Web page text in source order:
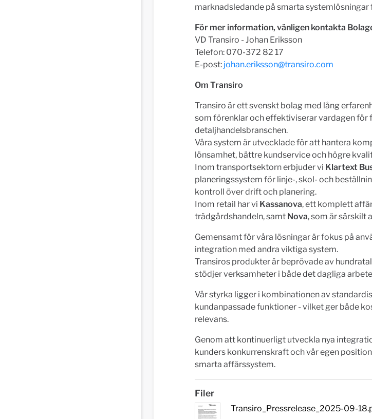
marknadsledande på smarta systemlösningar
För mer information, vänligen kontakta
VD Transiro - Johan Eriksson
Telefon: 070-372 82 17
E-post: johan.eriksson@transiro.com
Om Transiro
Transiro är ett svenskt bolag med lång
som förenklar och effektiviserar vardagen
detaljhandelsbranschen.
Våra system är utvecklade för att hantera
lönsamhet, bättre kundservice och högre
Inom transportsektorn erbjuder vi Klartext
planeringssystem för linje-, skol- och
kontroll över drift och planering.
Inom retail har vi Kassanova, ett komplett
trädgårdshandeln, samt Nova, som är särskilt
Gemensamt för våra lösningar är fokus på
integration med andra viktiga system.
Transiros produkter är beprövade av
stödjer verksamheter i både det dagliga
Vår styrka ligger i kombinationen av
kundanpassade funktioner - vilket ger både
relevans.
Genom att kontinuerligt utveckla nya
kunders konkurrenskraft och vår egen
smarta affärssystem.
Filer
Transiro_Pressrelease_2025-09-